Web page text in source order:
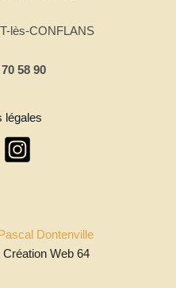
lès-CONFLANS
58 90
légales
Dontenville
Web 64